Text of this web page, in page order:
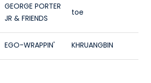
GEORGE PORTER
JR & FRIENDS
toe
EGO-WRAPPIN' KHRUANGBIN